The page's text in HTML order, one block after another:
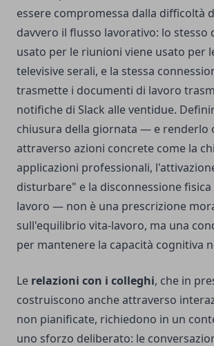
essere compromessa dalla difficoltà
davvero il flusso lavorativo: lo stesso
usato per le riunioni viene usato per
televisive serali, e la stessa
trasmette i documenti di lavoro
notifiche di Slack alle ventidue.
chiusura della giornata — e renderlo
attraverso azioni concrete come la
applicazioni professionali,
disturbare" e la disconnessione
lavoro — non è una prescrizione
sull'equilibrio vita-lavoro, ma una
per mantenere la capacità cognitiva
Le relazioni con i colleghi, che in
costruiscono anche attraverso
non pianificate, richiedono in un
uno sforzo deliberato: le